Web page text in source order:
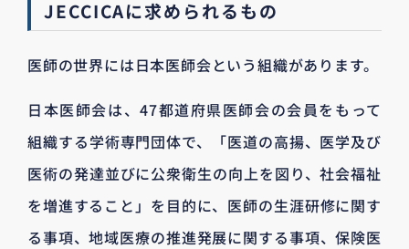
JECCICAに求められるもの
医師の世界には日本医師会という組織があります。
日本医師会は、47都道府県医師会の会員をもって
組織する学術専門団体で、「医道の高揚、医学及び
医術の発達並びに公衆衛生の向上を図り、社会福祉
を増進すること」を目的に、医師の生涯研修に関す
る事項、地域医療の推進発展に関する事項、保険医